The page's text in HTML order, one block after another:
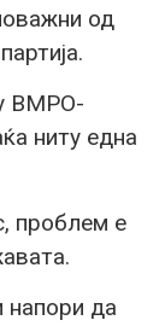
од
ВМРО-
ниту една
проблем е
напори да